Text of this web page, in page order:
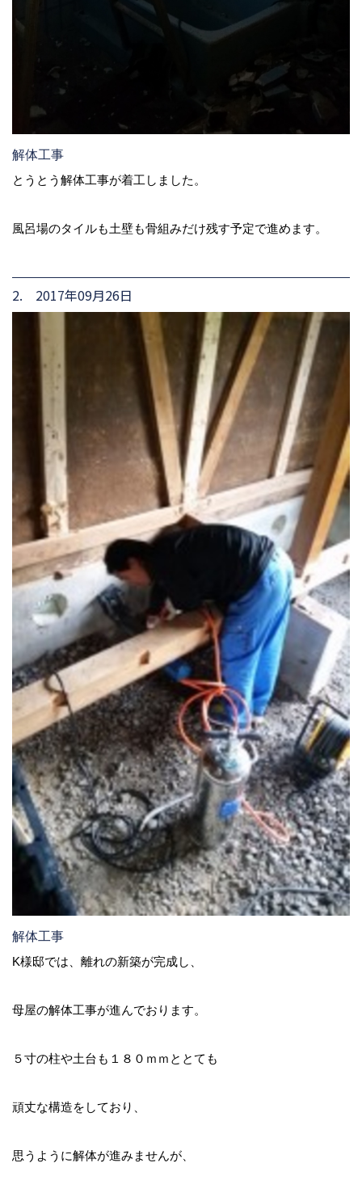
解体工事
とうとう解体工事が着工しました。
風呂場のタイルも土壁も骨組みだけ残す予定で進めます。
2. 2017年09月26日
解体工事
K様邸では、離れの新築が完成し、
母屋の解体工事が進んでおります。
５寸の柱や土台も１８０ｍｍととても
頑丈な構造をしており、
思うように解体が進みませんが、